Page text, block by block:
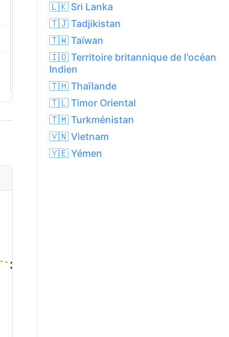
05:30 AM
07:01 PM
New Moon
31.0°
🇱🇰 Sri Lanka
🇹🇯 Tadjikistan
🇹🇼 Taïwan
🇮🇴 Territoire britannique de l'océan
Indien
🇹🇭 Thaïlande
🇹🇱 Timor Oriental
🇹🇲 Turkménistan
🇻🇳 Vietnam
🇾🇪 Yémen